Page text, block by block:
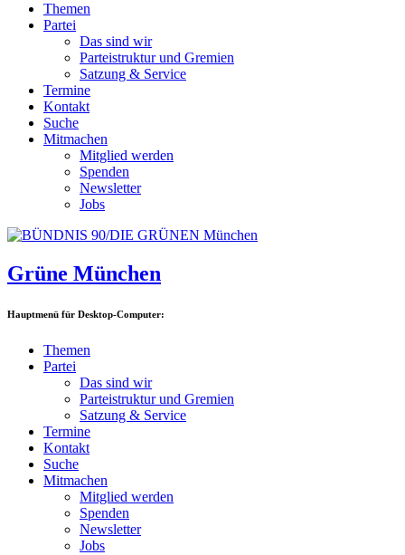
Themen
Partei
Das sind wir
Parteistruktur und Gremien
Satzung & Service
Termine
Kontakt
Suche
Mitmachen
Mitglied werden
Spenden
Newsletter
Jobs
Grüne München
Hauptmenü für Desktop-Computer:
Themen
Partei
Das sind wir
Parteistruktur und Gremien
Satzung & Service
Termine
Kontakt
Suche
Mitmachen
Mitglied werden
Spenden
Newsletter
Jobs